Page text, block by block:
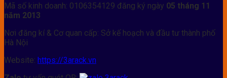
Mã số kinh doanh: 0106354129 đăng ký ngày 05 tháng 11
năm 2013
Nơi đăng kí & Cơ quan cấp: Sở kế hoạch và đầu tư thành phố
Hà Nội
Website: https://3arack.vn